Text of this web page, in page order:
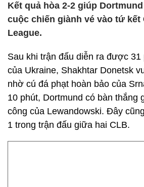
Kết quả hòa 2-2 giúp
cuộc chiến giành vé vào tứ kết
League.
Sau khi trận đấu diễn ra được 31
của Ukraine, Shakhtar Donetsk
nhờ cú đá phạt hoàn bảo của
10 phút, Dortmund có bàn thắng
công của Lewandowski. Đây
1 trong trận đấu giữa hai CLB.